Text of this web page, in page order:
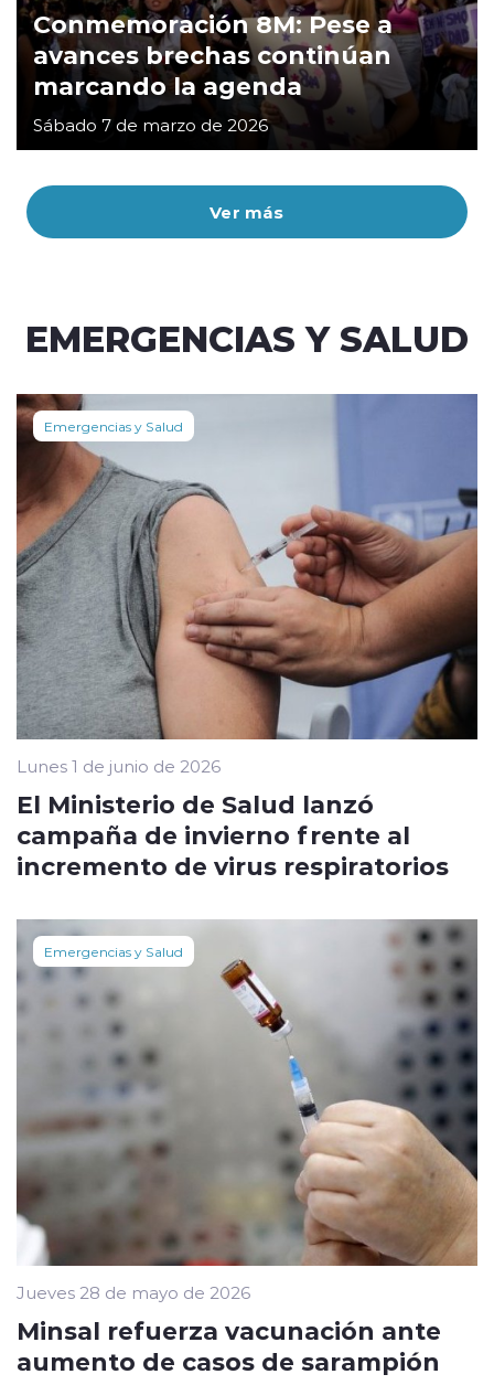
Ver más
Conmemoración 8M: Pese a
avances brechas continúan
marcando la agenda
Sábado 7 de marzo de 2026
EMERGENCIAS Y SALUD
Emergencias y Salud
Lunes 1 de junio de 2026
El Ministerio de Salud lanzó
campaña de invierno frente al
incremento de virus respiratorios
Emergencias y Salud
Jueves 28 de mayo de 2026
Minsal refuerza vacunación ante
aumento de casos de sarampión